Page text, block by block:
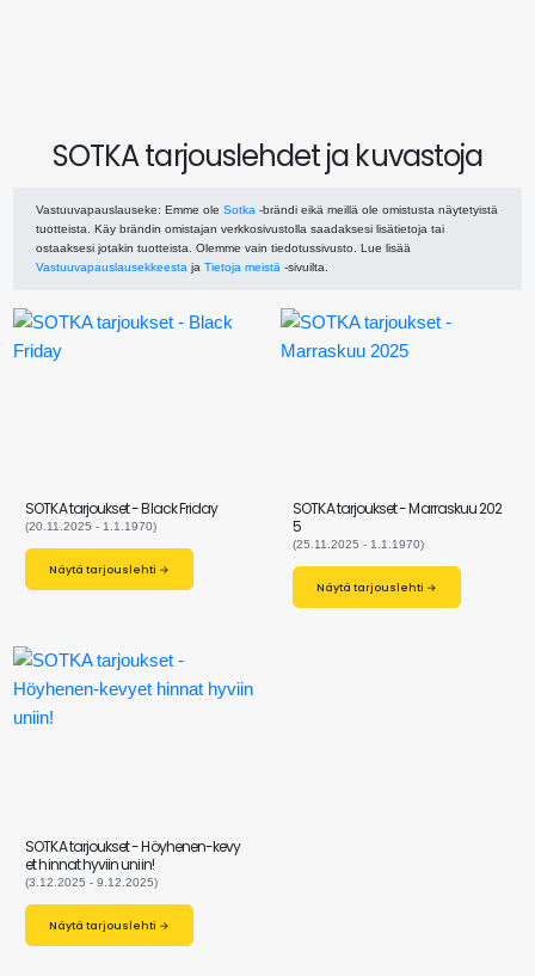
SOTKA tarjouslehdet ja kuvastoja
Vastuuvapauslauseke: Emme ole Sotka -brändi eikä meillä ole omistusta näytetyistä
tuotteista. Käy brändin omistajan verkkosivustolla saadaksesi lisätietoja tai
ostaaksesi jotakin tuotteista. Olemme vain tiedotussivusto. Lue lisää
Vastuuvapauslausekkeesta ja Tietoja meistä -sivuilta.
SOTKA tarjoukset - Black Friday
(20.11.2025 - 1.1.1970)
Näytä tarjouslehti →
SOTKA tarjoukset - Marraskuu 202
5
(25.11.2025 - 1.1.1970)
Näytä tarjouslehti →
SOTKA tarjoukset - Höyhenen-kevy
et hinnat hyviin uniin!
(3.12.2025 - 9.12.2025)
Näytä tarjouslehti →